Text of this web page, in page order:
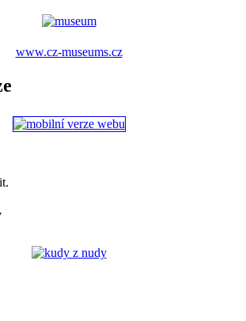
www.cz-museums.cz